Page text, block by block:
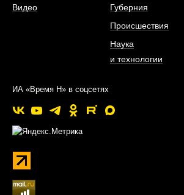
Видео
Губерния
Происшествия
Наука
и технологии
ИА «Время Н» в соцсетях